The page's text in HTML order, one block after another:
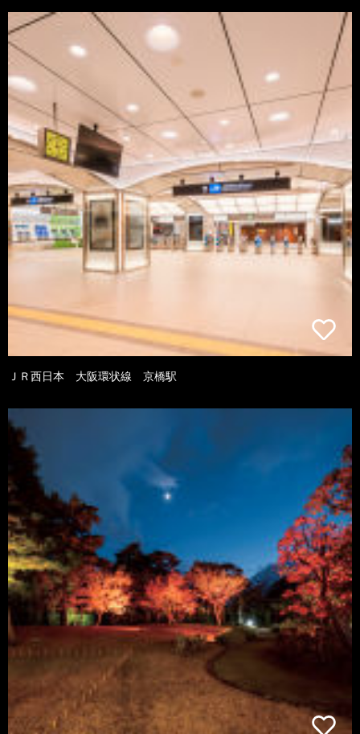
ＪＲ西日本 大阪環状線 京橋駅